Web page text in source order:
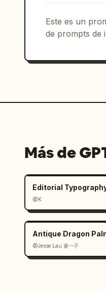
Este es un
de prompts de
Más de
Editorial
@K
Antique Dragon
@Jesse Lau 遁一子